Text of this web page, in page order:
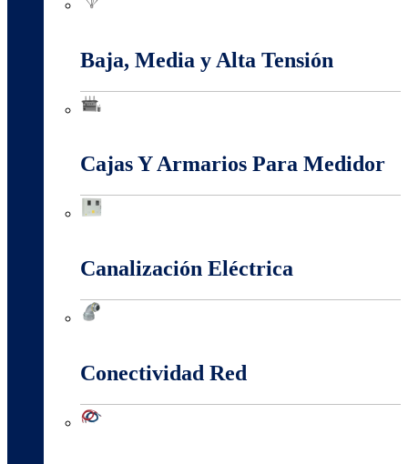
Baja, Media y Alta Tensión
Cajas Y Armarios Para Medidor
Canalización Eléctrica
Conectividad Red